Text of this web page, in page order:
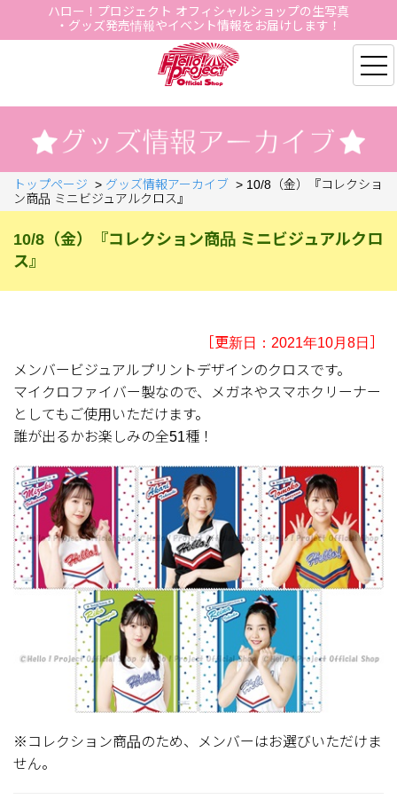
ハロー！プロジェクト オフィシャルショップの生写真
・グッズ発売情報やイベント情報をお届けします！
Hello Project Official
トップページ > グッズ情報アーカイブ > 10/8（金）『コレクショ
ン商品 ミニビジュアルクロス』
10/8（金）『コレクション商品 ミニビジュアルクロ
ス』
［更新日：2021年10月8日］
メンバービジュアルプリントデザインのクロスです。
マイクロファイバー製なので、メガネやスマホクリーナー
としてもご使用いただけます。
誰が出るかお楽しみの全51種！
※コレクション商品のため、メンバーはお選びいただけま
せん。